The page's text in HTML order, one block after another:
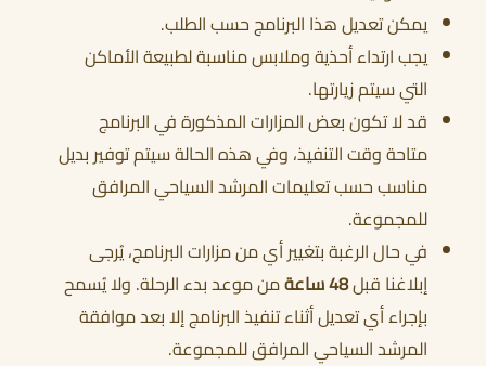
يمكن تعديل هذا البرنامج حسب الطلب.
يجب ارتداء أحذية وملابس مناسبة لطبيعة الأماكن
التي سيتم زيارتها.
قد لا تكون بعض المزارات المذكورة في البرنامج
متاحة وقت التنفيذ، وفي هذه الحالة سيتم توفير بديل
مناسب حسب تعليمات المرشد السياحي المرافق
للمجموعة.
في حال الرغبة بتغيير أي من مزارات البرنامج، يُرجى
إبلاغنا قبل48 ساعة
من موعد بدء الرحلة. ولا يُسمح
بإجراء أي تعديل أثناء تنفيذ البرنامج إلا بعد موافقة
المرشد السياحي المرافق للمجموعة.